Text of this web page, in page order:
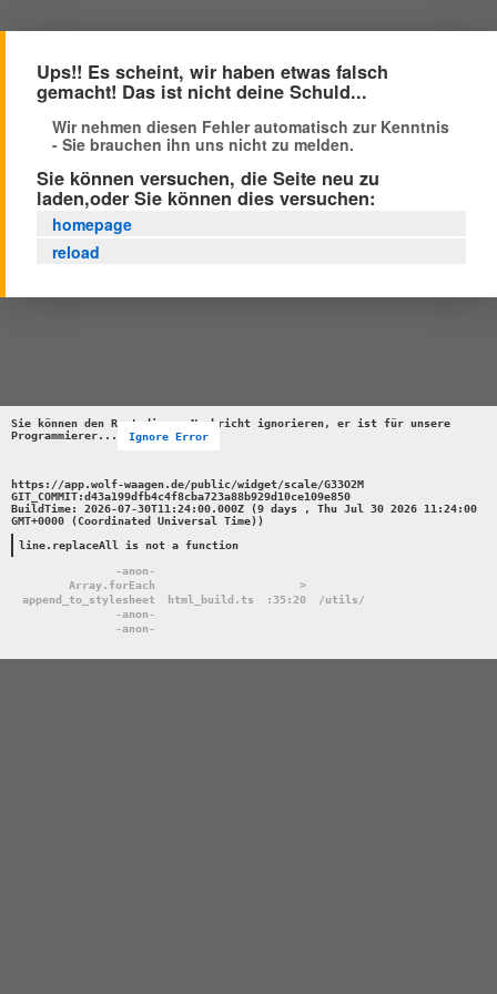
Ups!! Es scheint, wir haben etwas falsch
gemacht! Das ist nicht deine Schuld...
Wir nehmen diesen Fehler automatisch zur Kenntnis
- Sie brauchen ihn uns nicht zu melden.
Sie können versuchen, die Seite neu zu
laden,oder Sie können dies versuchen:
homepage
reload
Sie können den Rest dieser Nachricht ignorieren, er ist für unsere
Programmierer...
Ignore Error
https://app.wolf-waagen.de/public/widget/scale/G33O2M
GIT_COMMIT:d43a199dfb4c4f8cba723a88b929d10ce109e850
BuildTime: 2026-07-30T11:24:00.000Z (9 days , Thu Jul 30 2026 11:24:00
GMT+0000 (Coordinated Universal Time))
line.replaceAll is not a function
-anon-
Array.forEach
>
append_to_stylesheet
html_build.ts :35:20
/utils/
-anon-
-anon-